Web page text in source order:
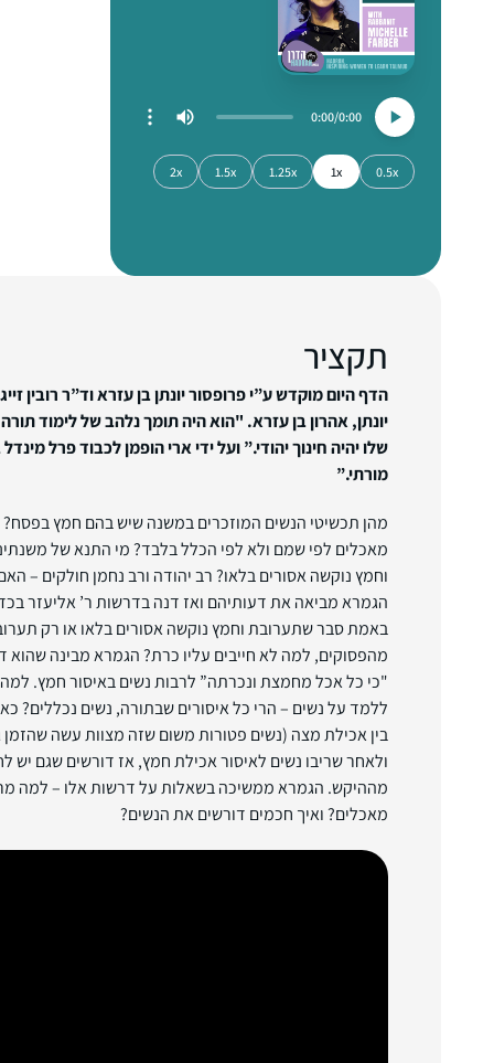
0:00
0:00
0.5x
1x
1.25x
1.5x
2x
תקציר
הדף היום מוקדש ע”י פרופסור יונתן בן עזרא וד”ר רובין
יונתן, אהרון בן עזרא. "הוא היה תומך נלהב של לימוד
שלו יהיה חינוך יהודי.” ועל ידי ארי הופמן לכבוד פרל
מורתי.”
מהן תכשיטי הנשים המוזכרים במשנה שיש בהם חמץ בפסח?
מאכלים לפי שמם ולא לפי הכלל בלבד? מי התנא של
וחמץ נוקשה אסורים בלאו? רב יהודה ורב נחמן חולקים –
הגמרא מביאה את דעותיהם ואז דנה בדרשות ר’ אליעזר
באמת סבר שתערובת וחמץ נוקשה אסורים בלאו או רק
מהפסוקים, למה לא חייבים עליו כרת? הגמרא מבינה
"כי כל אכל מחמצת ונכרתה” לרבות נשים באיסור חמץ.
ללמד על נשים – הרי כל איסורים שבתורה, נשים נכללים?
בין אכילת מצה (נשים פטורות משום שזה מצוות עשה
ולאחר שריבו נשים לאיסור אכילת חמץ, אז דורשים שגם יש
מההיקש. הגמרא ממשיכה בשאלות על דרשות אלו – למה
מאכלים? ואיך חכמים דורשים את הנשים?